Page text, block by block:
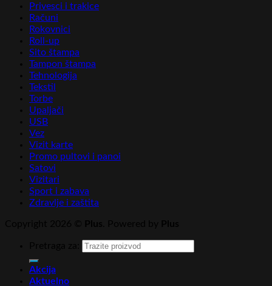
Privesci i trakice
Računi
Rokovnici
Roll-up
Sito štampa
Tampon štampa
Tehnologija
Tekstil
Torbe
Upaljači
USB
Vez
Vizit karte
Promo pultovi i panoi
Satovi
Vizitari
Sport i zabava
Zdravlje i zaštita
Akcija
Aktuelno